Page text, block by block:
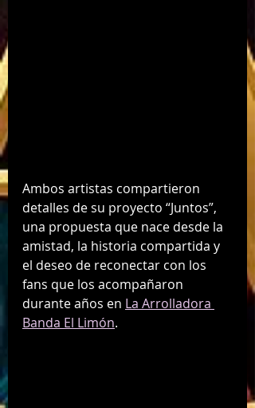
Ambos artistas compartieron
detalles de su proyecto “Juntos”,
una propuesta que nace desde la
amistad, la historia compartida y
el deseo de reconectar con los
fans que los acompañaron
durante años en La Arrolladora
Banda El Limón.